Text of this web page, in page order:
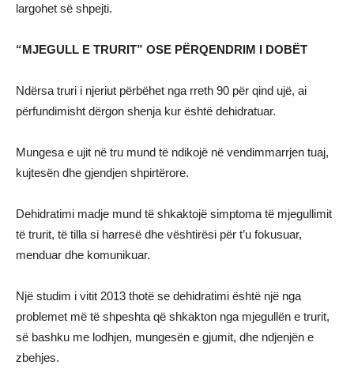
largohet së shpejti.
“MJEGULL E TRURIT” OSE PËRQENDRIM I DOBËT
Ndërsa truri i njeriut përbëhet nga rreth 90 për qind ujë, ai
përfundimisht dërgon shenja kur është dehidratuar.
Mungesa e ujit në tru mund të ndikojë në vendimmarrjen tuaj,
kujtesën dhe gjendjen shpirtërore.
Dehidratimi madje mund të shkaktojë simptoma të mjegullimit
të trurit, të tilla si harresë dhe vështirësi për t’u fokusuar,
menduar dhe komunikuar.
Një studim i vitit 2013 thotë se dehidratimi është një nga
problemet më të shpeshta që shkakton nga mjegullën e trurit,
së bashku me lodhjen, mungesën e gjumit, dhe ndjenjën e
zbehjes.